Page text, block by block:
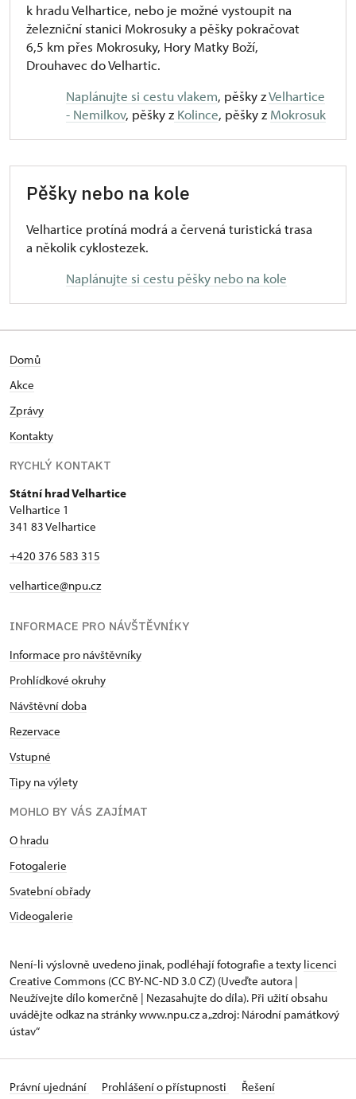
k hradu Velhartice, nebo je možné vystoupit na
železniční stanici Mokrosuky a pěšky pokračovat
6,5 km přes Mokrosuky, Hory Matky Boží,
Drouhavec do Velhartic.
Naplánujte si cestu vlakem, pěšky zVelhartice
- Nemilkov, pěšky z Kolince, pěšky z Mokrosuk
Pěšky nebo na kole
Velhartice protíná modrá a červená turistická trasa
a několik cyklostezek.
Naplánujte si cestu pěšky nebo na kole
Domů
Akce
Zprávy
Kontakty
RYCHLÝ KONTAKT
Státní hrad Velhartice
Velhartice 1
341 83 Velhartice
+420 376 583 315
velhartice@npu.cz
INFORMACE PRO NÁVŠTĚVNÍKY
Informace pro návštěvníky
Prohlídkové okruhy
Návštěvní doba
Rezervace
Vstupné
Tipy na výlety
MOHLO BY VÁS ZAJÍMAT
O hradu
Fotogalerie
Svatební obřady
Videogalerie
Není-li výslovně uvedeno jinak, podléhají fotografie a texty licenci
Creative Commons (CC BY-NC-ND 3.0 CZ) (Uveďte autora |
Neužívejte dílo komerčně | Nezasahujte do díla). Při užití obsahu
uvádějte odkaz na stránky www.npu.cz a „zdroj: Národní památkový
ústav“
Právní ujednání Prohlášení o přístupnosti
Řešení